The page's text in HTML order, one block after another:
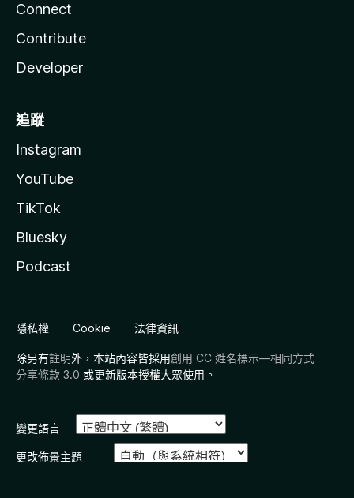
Connect
Contribute
Developer
追蹤
Instagram
YouTube
TikTok
Bluesky
Podcast
隱私權 Cookie 法律資訊
除另有註明外，本站內容皆採用創用 CC 姓名標示—相同方式
分享條款 3.0 或更新版本授權大眾使用。
變更語言
更改佈景主題